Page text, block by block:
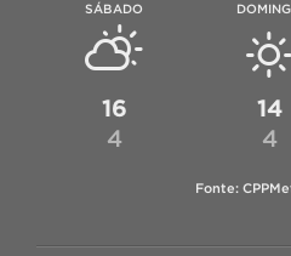
SÁBADO
16
4
14
4
Fonte: